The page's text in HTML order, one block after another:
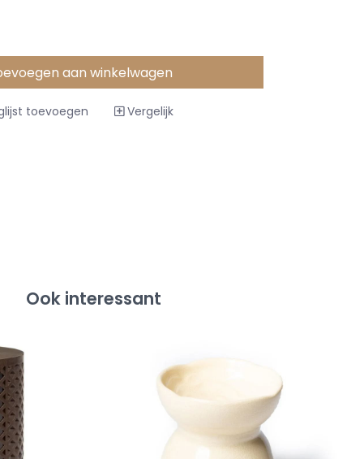
aan winkelwagen
toevoegen Vergelijk
Ook interessant